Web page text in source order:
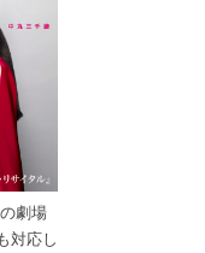
劇場
対応し